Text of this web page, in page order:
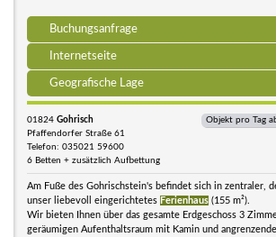
Buchungsanfrage
Internetseite
Geografische Lage
01824 Gohrisch
Pfaffendorfer Straße 61
Telefon: 035021 59600
6 Betten + zusätzlich Aufbettung
Objekt pro Tag
Am Fuße des Gohrischstein's befindet sich in zentraler,
unser liebevoll eingerichtetes Ferienhaus (155 m²).
Wir bieten Ihnen über das gesamte Erdgeschoss 3
geräumigen Aufenthaltsraum mit Kamin und